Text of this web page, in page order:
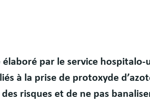
par le service
à la prise de protoxyde
risques et de ne pas